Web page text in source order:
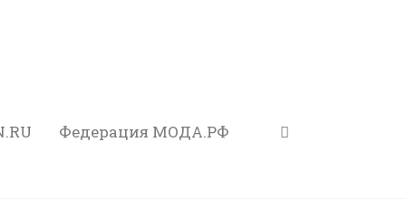
Федерация МОДА.РФ